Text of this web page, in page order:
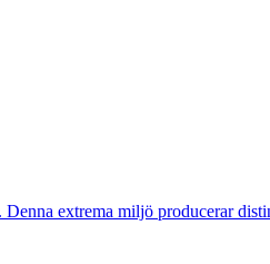
extrema miljö producerar